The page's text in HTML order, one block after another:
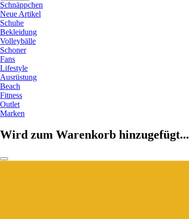
Schnäppchen
Neue Artikel
Schuhe
Bekleidung
Volleybälle
Schoner
Fans
Lifestyle
Ausrüstung
Beach
Fitness
Outlet
Marken
Wird zum Warenkorb hinzugefügt...